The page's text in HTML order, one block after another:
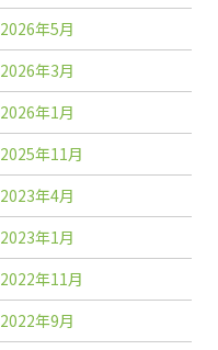
2026年5月
2026年3月
2026年1月
2025年11月
2023年4月
2023年1月
2022年11月
2022年9月